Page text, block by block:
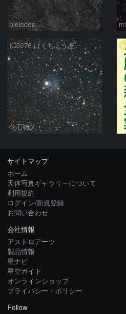
pleiades
IC5076 はくちょう座
化石職人
サイトマップ
ホーム
天体写真ギャラリーについて
利用規約
ログイン/新規登録
お問い合わせ
会社情報
アストロアーツ
製品情報
星ナビ
星空ガイド
オンラインショップ
プライバシー・ポリシー
Follow